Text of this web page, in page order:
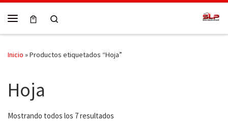
Skip to content
Inicio »Productos etiquetados “Hoja”
Hoja
Mostrando todos los 7 resultados